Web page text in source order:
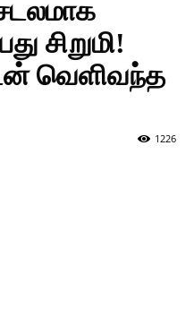
சிறுமி!
வெளிவந்த
1226